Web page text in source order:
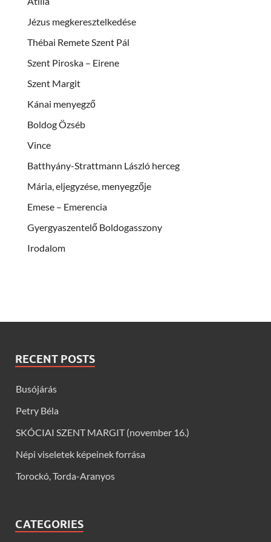
Jézus megkeresztelkedése
Thébai Remete Szent Pál
Szent Piroska – Eirene
Szent Margit
Kánai menyegző
Boldog Özséb
Vince
Batthyány-Strattmann László herceg
Mária, eljegyzése, menyegzője
Emese – Emerencia
Gyergyaszentelő Boldogasszony
Irodalom
RECENT POSTS
Busójárás
Petry Béla
SKÓCIAI SZENT MARGIT (november 16.)
Népi viseletek képeinek forrása
Torockó, Torda-Aranyos
CATEGORIES